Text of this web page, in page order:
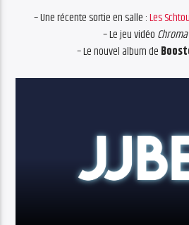
– Une récente sortie en salle :Les
– Le jeu vidéo
– Le nouvel album de